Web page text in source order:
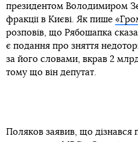
президентом Володимиром
фракції в Києві. Як пише
розповів, що Рябошапка
є подання про зняття
за його словами, вкрав 2
тому що він депутат.
Поляков заявив, що дізнався